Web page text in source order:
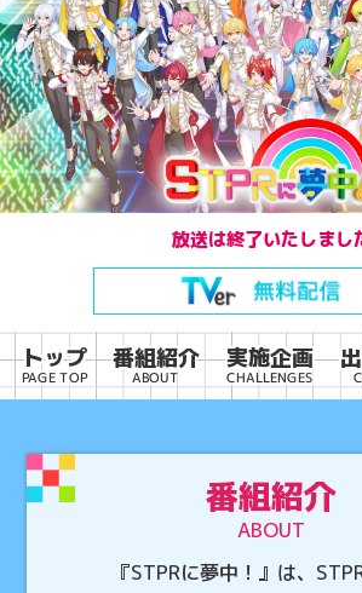
STPRに夢中！
放送は終了いたしまし
トップ
PAGE TOP
番組紹介
ABOUT
実施企画
CHALLENGES
番組紹介
ABOUT
『STPRに夢中！』は、